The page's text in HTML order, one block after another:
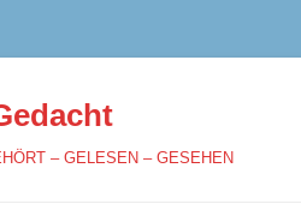
– GELESEN – GESEHEN